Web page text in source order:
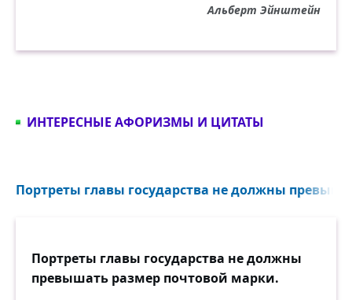
Альберт Эйнштейн
ИНТЕРЕСНЫЕ АФОРИЗМЫ И ЦИТАТЫ
Портреты главы государства не должны
Портреты главы государства не должны
превышать размер почтовой марки.